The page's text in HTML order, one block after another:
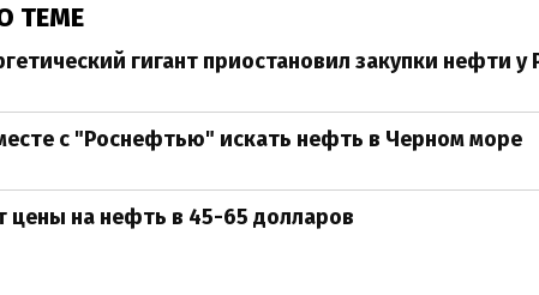
ТЕМЕ
гигант приостановил закупки нефти у
с "Роснефтью" искать нефть в Черном море
цены на нефть в 45-65 долларов